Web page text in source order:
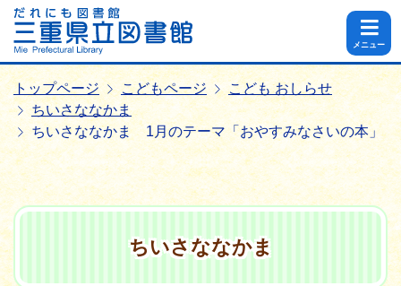
メニュー
トップページ こどもページ
こども おしらせ
ちいさななかま
ちいさななかま 1月のテーマ「おやすみなさいの本」
ちいさななかま